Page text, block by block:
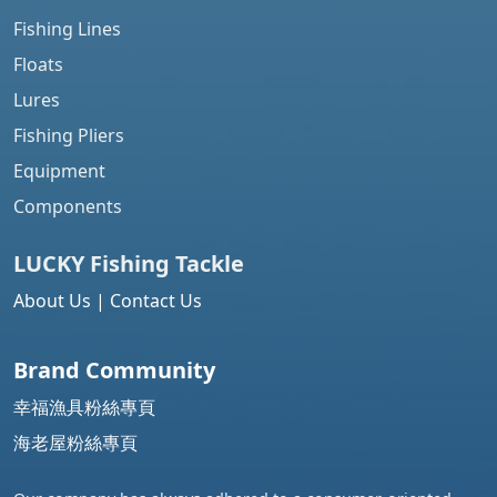
Fishing Lines
Floats
Lures
Fishing Pliers
Equipment
Components
LUCKY Fishing Tackle
About Us | Contact Us
Brand Community
幸福漁具粉絲專頁
海老屋粉絲專頁